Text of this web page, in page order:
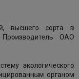
высшего сорта в
ОАО
экологического
органом